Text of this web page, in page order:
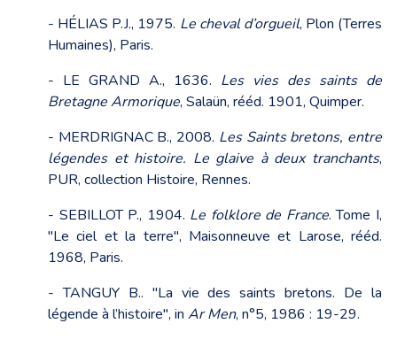
- HÉLIAS P.J., 1975. Le cheval d’orgueil, Plon (Terres
Humaines), Paris.
- LE GRAND A., 1636. Les vies des saints de
Bretagne Armorique, Salaün, rééd. 1901, Quimper.
- MERDRIGNAC B., 2008. Les Saints bretons, entre
légendes et histoire. Le glaive à deux tranchants,
PUR, collection Histoire, Rennes.
- SEBILLOT P., 1904. Le folklore de France. Tome I,
"Le ciel et la terre", Maisonneuve et Larose, rééd.
1968, Paris.
- TANGUY B.. "La vie des saints bretons. De la
légende à l’histoire", in Ar Men, n°5, 1986 : 19-29.